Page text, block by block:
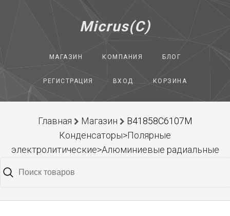
Micrus(C)
МАГАЗИН КОМПАНИЯ БЛОГ
РЕГИСТРАЦИЯ ВХОД КОРЗИНА
Главная Магазин
B41858C6107M
Конденсаторы>Полярные
электролитические>Алюминиевые радиальные